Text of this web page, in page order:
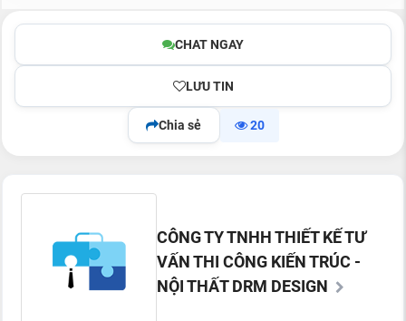
CHAT NGAY
LƯU TIN
Chia sẻ 20
CÔNG TY TNHH THIẾT KẾ TƯ
VẤN THI CÔNG KIẾN TRÚC -
NỘI THẤT DRM DESIGN